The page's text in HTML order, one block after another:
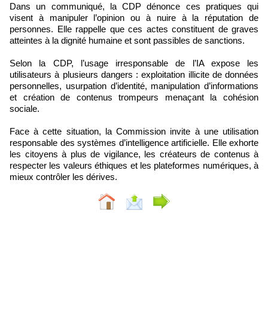
Dans un communiqué, la CDP dénonce ces pratiques qui
visent à manipuler l’opinion ou à nuire à la réputation de
personnes. Elle rappelle que ces actes constituent de graves
atteintes à la dignité humaine et sont passibles de sanctions.
Selon la CDP, l’usage irresponsable de l’IA expose les
utilisateurs à plusieurs dangers : exploitation illicite de données
personnelles, usurpation d’identité, manipulation d’informations
et création de contenus trompeurs menaçant la cohésion
sociale.
Face à cette situation, la Commission invite à une utilisation
responsable des systèmes d’intelligence artificielle. Elle exhorte
les citoyens à plus de vigilance, les créateurs de contenus à
respecter les valeurs éthiques et les plateformes numériques, à
mieux contrôler les dérives.